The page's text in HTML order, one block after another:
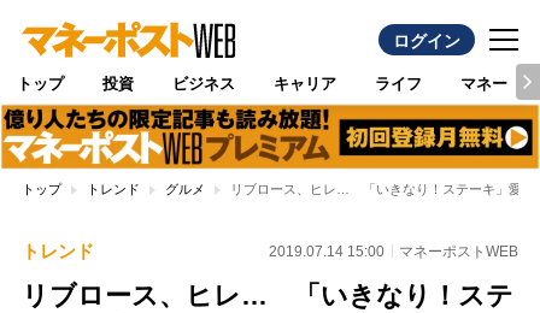
ログイン
トップ 投資 ビジネス キャリア ライフ マネー
トップ トレンド グルメ リブロース、ヒレ… 「いきなり！ステーキ」愛好
トレンド 2019.07.14 15:00 マネーポストWEB
リブロース、ヒレ… 「いきなり！ステ